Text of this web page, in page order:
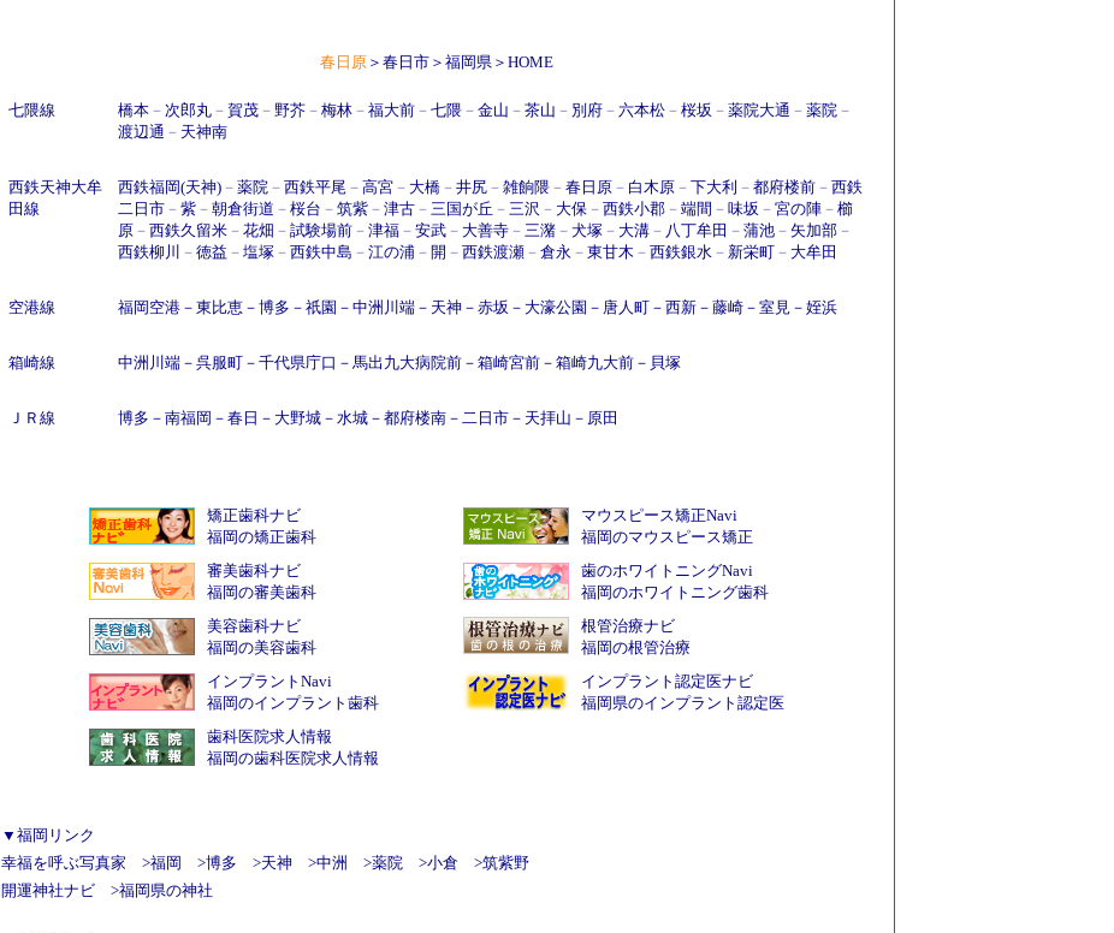
春日原 ＞ 春日市 ＞ 福岡県 ＞ HOME
七隈線 橋本－ 次郎丸－ 賀茂－ 野芥－ 梅林－ 福大前－ 七隈－ 金山 － 茶山 － 別府－ 六本松－ 桜坂 － 薬院大通 － 薬院－
渡辺通 － 天神南
西鉄天神大牟
田線
西鉄福岡(天神)－ 薬院－ 西鉄平尾－ 高宮－ 大橋－ 井尻－ 雑餉隈－ 春日原－ 白木原－ 下大利 － 都府楼前－ 西鉄
二日市－ 紫－ 朝倉街道 － 桜台 － 筑紫－ 津古－ 三国が丘 － 三沢 － 大保－ 西鉄小郡－ 端間 － 味坂 － 宮の陣－ 櫛
原－ 西鉄久留米－ 花畑 － 試験場前－ 津福－ 安武－ 大善寺－ 三潴－ 犬塚－ 大溝－ 八丁牟田 － 蒲池－ 矢加部－
西鉄柳川 － 徳益 － 塩塚－ 西鉄中島 － 江の浦－ 開 － 西鉄渡瀬－ 倉永 － 東甘木 － 西鉄銀水－ 新栄町－ 大牟田
空港線 福岡空港－ 東比恵－ 博多 － 祇園 － 中洲川端－ 天神－ 赤坂 － 大濠公園 － 唐人町－ 西新－ 藤崎－ 室見－ 姪浜
箱崎線 中洲川端－ 呉服町－ 千代県庁口 － 馬出九大病院前－ 箱崎宮前－ 箱崎九大前－ 貝塚
ＪＲ線 博多 － 南福岡 － 春日 － 大野城－ 水城－ 都府楼南－ 二日市－ 天拝山 － 原田
矯正歯科ナビ
福岡の矯正歯科
マウスピース矯正Navi
福岡のマウスピース矯正
審美歯科ナビ
福岡の審美歯科
歯のホワイトニングNavi
福岡のホワイトニング歯科
美容歯科ナビ
福岡の美容歯科
根管治療ナビ
福岡の根管治療
インプラントNavi
福岡のインプラント歯科
インプラント認定医ナビ
福岡県のインプラント認定医
歯科医院求人情報
福岡の歯科医院求人情報
▼福岡リンク
幸福を呼ぶ写真家 >福岡 >博多 >天神 >中洲 >薬院 >小倉 >筑紫野
開運神社ナビ >福岡県の神社